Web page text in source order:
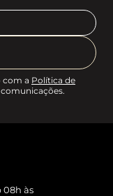
com a Política de
08h às